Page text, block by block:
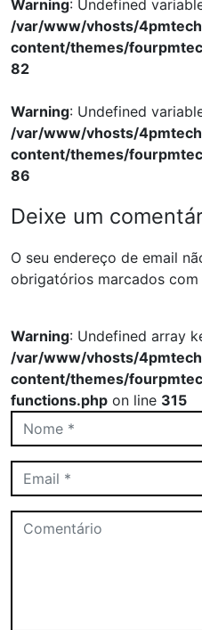
Warning: Undefined
/var/www/vhosts/
content/themes/
82
Warning: Undefined
/var/www/vhosts/
content/themes/
86
Deixe um
O seu endereço de email
obrigatórios marcados com
Warning: Undefined array
/var/www/vhosts/
content/themes/
functions.php on line 315